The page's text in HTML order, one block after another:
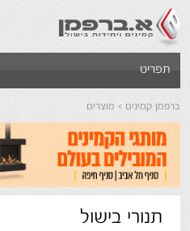
תפריט
ברפמן קמינים מוצרים
תנורי בישול